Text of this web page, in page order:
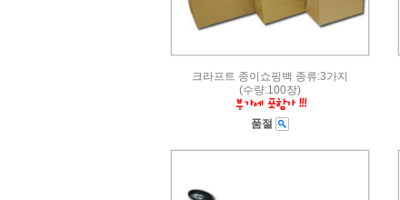
크라프트 종이쇼핑백 종류:3가지
(수량:100장)
품절